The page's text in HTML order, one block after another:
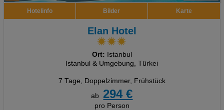
Hotelinfo Bilder Karte
Elan Hotel
Ort: Istanbul
Istanbul & Umgebung, Türkei
7 Tage, Doppelzimmer, Frühstück
ab
294 €
pro Person